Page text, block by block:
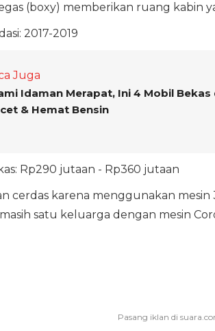
(boxy) memberikan ruang kabin
2017-2019
Juga
Idaman Merapat, Ini 4 Mobil
& Hemat Bensin
Rp290 jutaan - Rp360 jutaan
cerdas karena menggunakan mesin
satu keluarga dengan mesin